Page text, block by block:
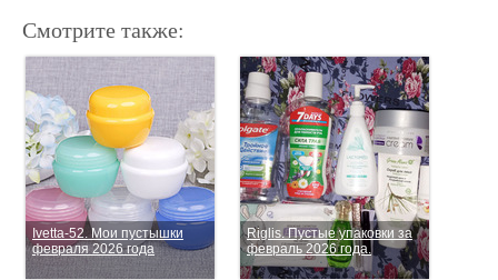
Смотрите также:
Ivetta-52. Мои пустышки
февраля 2026 года
Riglis. Пустые упаковки за
февраль 2026 года.